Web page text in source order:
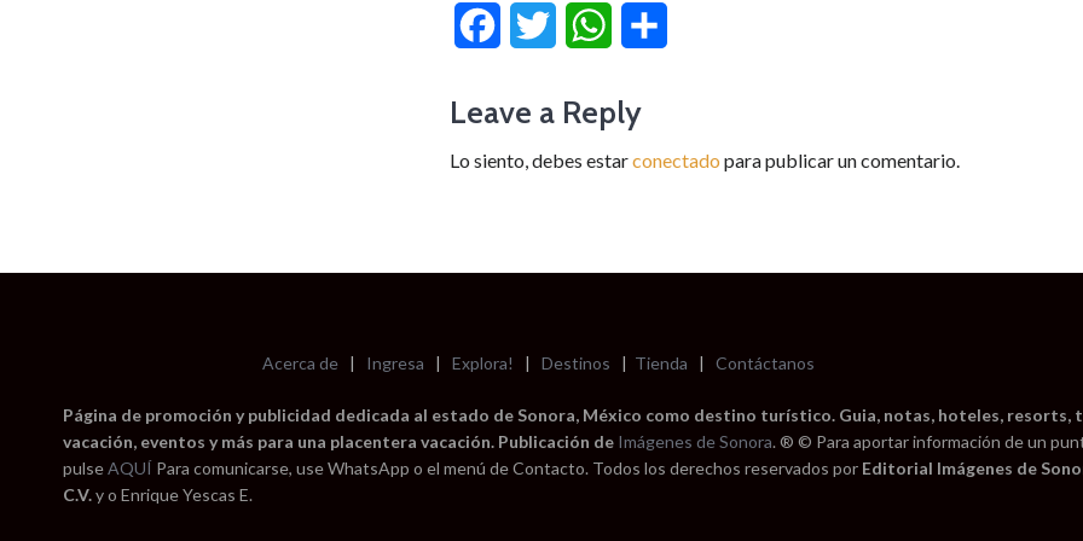
FacebookTwitter WhatsApp
Leave a Reply
Lo siento, debes estarconectado para publicar un comentario.
Acerca de | Ingresa | Explora! | Destinos | Tienda | Contáctanos
Página de promoción y publicidad dedicada al estado de Sonora, México como destino turístico. Guia, notas, hoteles, resorts,
vacación, eventos y más para una placentera vacación. Publicación de Imágenes de Sonora. ® © Para aportar información de un
pulseAQUÍ Para comunicarse, use WhatsApp o el menú de Contacto. Todos los derechos reservados por Editorial Imágenes de
C.V.y o Enrique Yescas E.